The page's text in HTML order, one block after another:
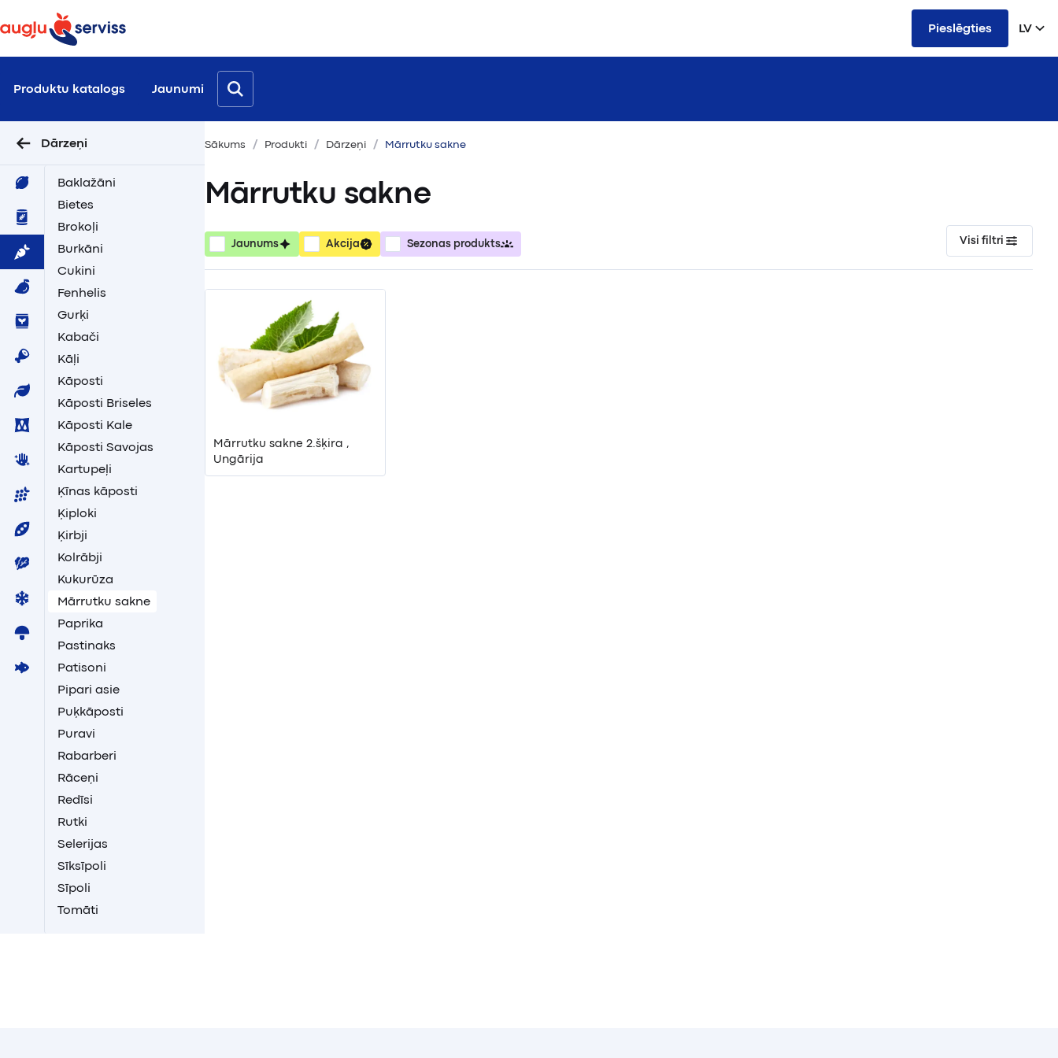
Pieslēgties LV
Produktu katalogs Jaunumi
Dārzeņi
Baklažāni
Bietes
Brokoļi
Burkāni
Cukini
Fenhelis
Gurķi
Kabači
Kāļi
Kāposti
Kāposti Briseles
Kāposti Kale
Kāposti Savojas
Kartupeļi
Ķīnas kāposti
Ķiploki
Ķirbji
Kolrābji
Kukurūza
Mārrutku sakne
Paprika
Pastinaks
Patisoni
Pipari asie
Puķkāposti
Puravi
Rabarberi
Rāceņi
Redīsi
Rutki
Selerijas
Sīksīpoli
Sīpoli
Tomāti
Sākums Produkti Dārzeņi Mārrutku sakne
Mārrutku sakne
Jaunums Akcija Sezonas produkts Visi filtri
Mārrutku sakne 2.šķira ,
Ungārija